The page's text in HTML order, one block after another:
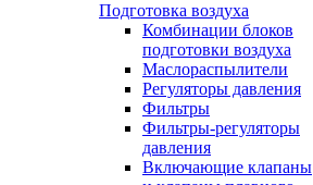
Подготовка воздуха
Комбинации блоков
подготовки воздуха
Маслораспылители
Регуляторы давления
Фильтры
Фильтры-регуляторы
давления
Включающие клапаны